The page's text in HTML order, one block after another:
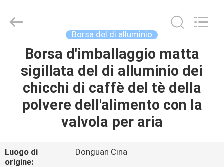
CASA
PRODOTTI
MOSTRA
Borsa del di alluminio
Borsa d'imballaggio matta
sigillata del di alluminio dei
chicchi di caffè del tè della
polvere dell'alimento con la
valvola per aria
Luogo di
origine:
Donguan Cina